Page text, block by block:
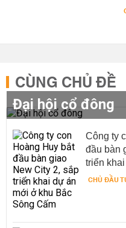
CÙNG CHỦ ĐỀ
Đại hội cổ đông
Công ty
đầu bàn
triển
Sông
CHỦ ĐẦU